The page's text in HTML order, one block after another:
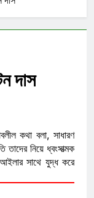
দাস
কথা বলা, সাধারণ
নিয়ে ধ্বংসাত্মক
সাথে যুদ্ধ করে